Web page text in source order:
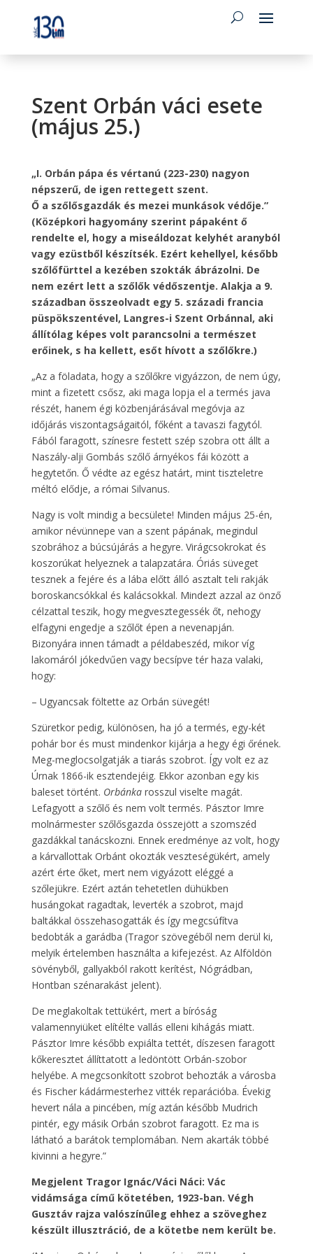
Szent Orbán váci esete
(május 25.)
„I. Orbán pápa és vértanú (223-230) nagyon
népszerű, de igen rettegett szent.
Ő a szőlősgazdák és mezei munkások védője.”
(Középkori hagyomány szerint pápaként ő
rendelte el, hogy a miseáldozat kelyhét aranyból
vagy ezüstből készítsék. Ezért kehellyel, később
szőlőfürttel a kezében szokták ábrázolni. De
nem ezért lett a szőlők védőszentje. Alakja a 9.
században összeolvadt egy 5. századi francia
püspökszentével, Langres-i Szent Orbánnal, aki
állítólag képes volt parancsolni a természet
erőinek, s ha kellett, esőt hívott a szőlőkre.)
„Az a föladata, hogy a szőlőkre vigyázzon, de nem úgy,
mint a fizetett csősz, aki maga lopja el a termés java
részét, hanem égi közbenjárásával megóvja az
időjárás viszontagságaitól, főként a tavaszi fagytól.
Fából faragott, színesre festett szép szobra ott állt a
Naszály-alji Gombás szőlő árnyékos fái között a
hegytetőn. Ő védte az egész határt, mint tiszteletre
méltó elődje, a római Silvanus.
Nagy is volt mindig a becsülete! Minden május 25-én,
amikor névünnepe van a szent pápának, megindul
szobrához a búcsújárás a hegyre. Virágcsokrokat és
koszorúkat helyeznek a talapzatára. Óriás süveget
tesznek a fejére és a lába előtt álló asztalt teli rakják
boroskancsókkal és kalácsokkal. Mindezt azzal az önző
célzattal teszik, hogy megvesztegessék őt, nehogy
elfagyni engedje a szőlőt épen a nevenapján.
Bizonyára innen támadt a példabeszéd, mikor víg
lakomáról jókedvűen vagy becsípve tér haza valaki,
hogy:
– Ugyancsak föltette az Orbán süvegét!
Szüretkor pedig, különösen, ha jó a termés, egy-két
pohár bor és must mindenkor kijárja a hegy égi őrének.
Meg-meglocsolgatják a tiarás szobrot. Így volt ez az
Úrnak 1866-ik esztendejéig. Ekkor azonban egy kis
baleset történt. Orbánka rosszul viselte magát.
Lefagyott a szőlő és nem volt termés. Pásztor Imre
molnármester szőlősgazda összejött a szomszéd
gazdákkal tanácskozni. Ennek eredménye az volt, hogy
a kárvallottak Orbánt okozták veszteségükért, amely
azért érte őket, mert nem vigyázott eléggé a
szőlejükre. Ezért aztán tehetetlen dühükben
husángokat ragadtak, leverték a szobrot, majd
baltákkal összehasogatták és így megcsúfítva
bedobták a garádba (Tragor szövegéből nem derül ki,
melyik értelemben használta a kifejezést. Az Alföldön
sövényből, gallyakból rakott kerítést, Nógrádban,
Hontban szénarakást jelent).
De meglakoltak tettükért, mert a bíróság
valamennyiüket elítélte vallás elleni kihágás miatt.
Pásztor Imre később expiálta tettét, díszesen faragott
kőkeresztet állíttatott a ledöntött Orbán-szobor
helyébe. A megcsonkított szobrot behozták a városba
és Fischer kádármesterhez vitték reparációba. Évekig
hevert nála a pincében, míg aztán később Mudrich
pintér, egy másik Orbán szobrot faragott. Ez ma is
látható a barátok templomában. Nem akarták többé
kivinni a hegyre.”
Megjelent Tragor Ignác/Váci Náci: Vác
vidámsága című kötetében, 1923-ban. Végh
Gusztáv rajza valószínűleg ehhez a szöveghez
készült illusztráció, de a kötetbe nem került be.